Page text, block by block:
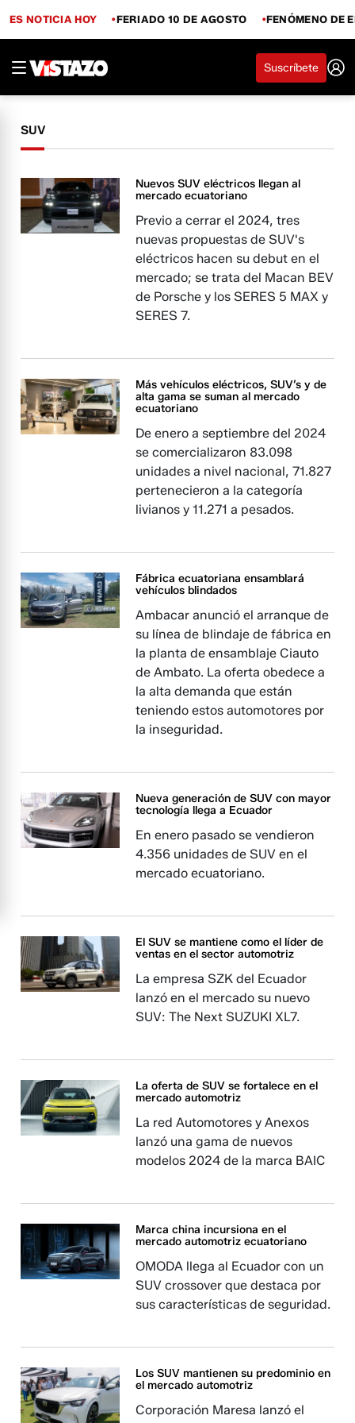
ES NOTICIA HOY FERIADO 10 DE AGOSTO FENÓMENO DE
Suscríbete
SUV
Nuevos SUV eléctricos llegan al
mercado ecuatoriano
Previo a cerrar el 2024, tres
nuevas propuestas de SUV's
eléctricos hacen su debut en el
mercado; se trata del Macan BEV
de Porsche y los SERES 5 MAX y
SERES 7.
Más vehículos eléctricos, SUV’s y de
alta gama se suman al mercado
ecuatoriano
De enero a septiembre del 2024
se comercializaron 83.098
unidades a nivel nacional, 71.827
pertenecieron a la categoría
livianos y 11.271 a pesados.
Fábrica ecuatoriana ensamblará
vehículos blindados
Ambacar anunció el arranque de
su línea de blindaje de fábrica en
la planta de ensamblaje Ciauto
de Ambato. La oferta obedece a
la alta demanda que están
teniendo estos automotores por
la inseguridad.
Nueva generación de SUV con mayor
tecnología llega a Ecuador
En enero pasado se vendieron
4.356 unidades de SUV en el
mercado ecuatoriano.
El SUV se mantiene como el líder de
ventas en el sector automotriz
La empresa SZK del Ecuador
lanzó en el mercado su nuevo
SUV: The Next SUZUKI XL7.
La oferta de SUV se fortalece en el
mercado automotriz
La red Automotores y Anexos
lanzó una gama de nuevos
modelos 2024 de la marca BAIC
Marca china incursiona en el
mercado automotriz ecuatoriano
OMODA llega al Ecuador con un
SUV crossover que destaca por
sus características de seguridad.
Los SUV mantienen su predominio en
el mercado automotriz
Corporación Maresa lanzó el